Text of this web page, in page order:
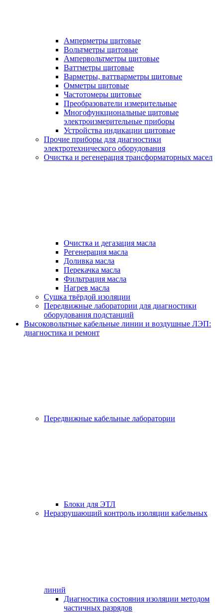
Амперметры щитовые
Вольтметры щитовые
Ампервольтметры щитовые
Ваттметры щитовые
Варметры, ваттварметры щитовые
Омметры щитовые
Частотомеры щитовые
Преобразователи измерительные
Многофункциональные щитовые
электроизмерительные приборы
Устройства индикации щитовые
Прочие приборы для диагностики
электротехнического оборудования
Очистка и регенерация трансформаторных масел
Очистка и дегазация масла
Регенерация масла
Доливка масла
Перекачка масла
Фильтрация масла
Нагрев масла
Сушка твёрдой изоляции
Передвижные лаборатории для диагностики
оборудования подстанций
Высоковольтные кабельные линии и воздушные ЛЭП:
диагностика и ремонт
Передвижные кабельные лаборатории
Блоки для ЭТЛ
Неразрушающий контроль изоляции кабельных
линий
Диагностика состояния изоляции методом
частичных разрядов